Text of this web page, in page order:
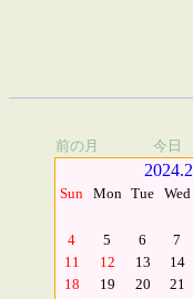
前の月 今日
2024.2
Sun Mon Tue Wed
4
5 6 7
11
12 13 14
18
19 20 21